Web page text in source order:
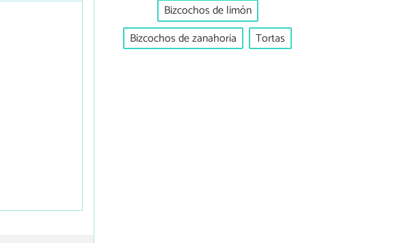
Bizcochos de limón
Bizcochos de zanahoria
Tortas